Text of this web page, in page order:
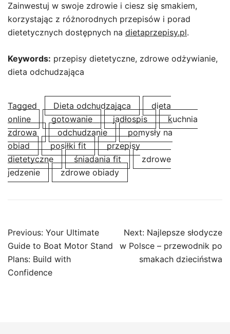
Zainwestuj w swoje zdrowie i ciesz się smakiem,
korzystając z różnorodnych przepisów i porad
dietetycznych dostępnych na dietaprzepisy.pl.
Keywords: przepisy dietetyczne, zdrowe odżywianie,
dieta odchudzająca
Tagged Dieta odchudzająca
dieta
online
gotowanie jadłospis
kuchnia
zdrowa
odchudzanie
pomysły na
obiad
posiłki fit
przepisy
dietetyczne
śniadania fit
zdrowe
jedzenie
zdrowe obiady
Post
navigation
Previous: Your Ultimate
Guide to Boat Motor Stand
Plans: Build with
Confidence
Next: Najlepsze słodycze
w Polsce – przewodnik po
smakach dzieciństwa